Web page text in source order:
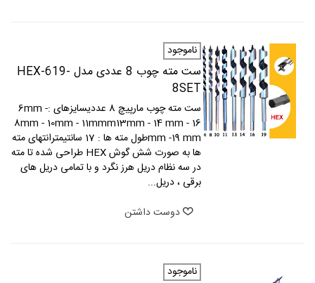
ناموجود
ست مته چوب 8 عددی مدل HEX-619-
8SET
ست مته چوب مارپيچ 8 عددیسايزهای :6mm -
8mm - 10mm - 11mmm13mm - 14 mm - 16
mm -19 mmطول مته ها : 17 سانتيمترانتهای مته
ها به صورت شش گوش HEX طراحی شده تا مته
در سه نظام دريل هرز نگرد و با تمامی دريل های
برقی ، دريل...
دوست داشتن
ناموجود